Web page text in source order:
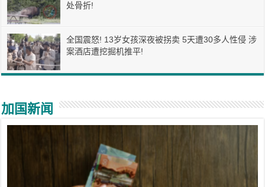
处骨折!
全国震怒! 13岁女孩深夜被拐卖 5天遭30多人性侵 涉
案酒店遭挖掘机推平!
加国新闻